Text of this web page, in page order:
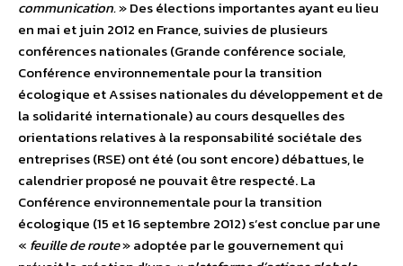
communication.» Des élections importantes ayant eu lieu
en mai et juin 2012 en France, suivies de plusieurs
conférences nationales (Grande conférence sociale,
Conférence environnementale pour la transition
écologique et Assises nationales du développement et de
la solidarité internationale) au cours desquelles des
orientations relatives à la responsabilité sociétale des
entreprises (RSE) ont été (ou sont encore) débattues, le
calendrier proposé ne pouvait être respecté. La
Conférence environnementale pour la transition
écologique (15 et 16 septembre 2012) s’est conclue par une
« feuille de route» adoptée par le gouvernement qui